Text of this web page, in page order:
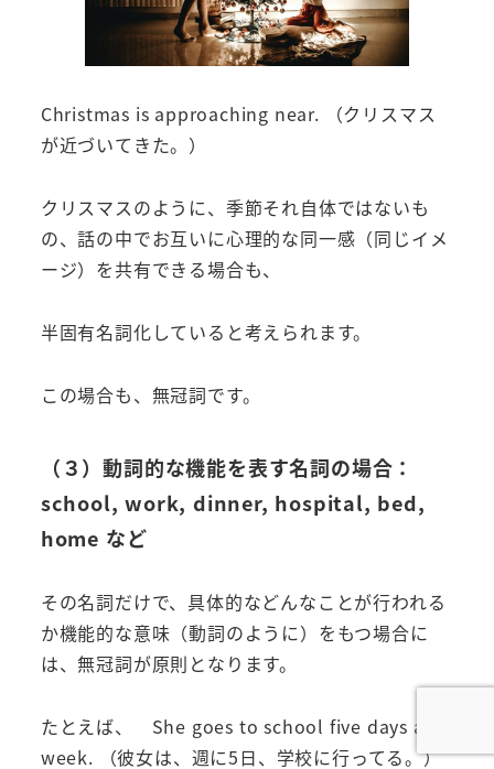
Christmas is approaching near. （クリスマス
が近づいてきた。）
クリスマスのように、季節それ自体ではないも
の、話の中でお互いに心理的な同一感（同じイメ
ージ）を共有できる場合も、
半固有名詞化していると考えられます。
この場合も、無冠詞です。
（３）動詞的な機能を表す名詞の場合：
school, work, dinner, hospital, bed,
home など
その名詞だけで、具体的などんなことが行われる
か機能的な意味（動詞のように）をもつ場合に
は、無冠詞が原則となります。
たとえば、 She goes to school five days a
week. （彼女は、週に5日、学校に行ってる。）